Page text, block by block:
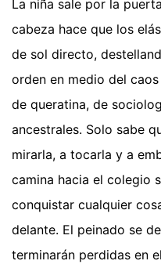
La niña sale por la
cabeza hace que los
de sol directo,
orden en medio del
de queratina, de
ancestrales. Solo sabe
mirarla, a tocarla y a
camina hacia el colegio
conquistar cualquier
delante. El peinado se
terminarán perdidas en